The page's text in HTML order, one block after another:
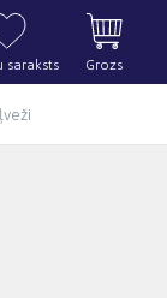
saraksts Grozs